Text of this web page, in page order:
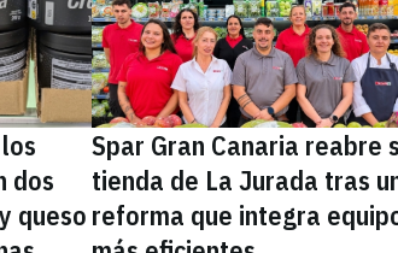
dos
queso
Spar Gran Canaria reabre
tienda de La Jurada tras
reforma que integra